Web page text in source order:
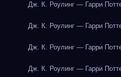
Дж. К. Роулинг — Гарри
Дж. К. Роулинг — Гарри
Дж. К. Роулинг — Гарри
Дж. К. Роулинг — Гарри